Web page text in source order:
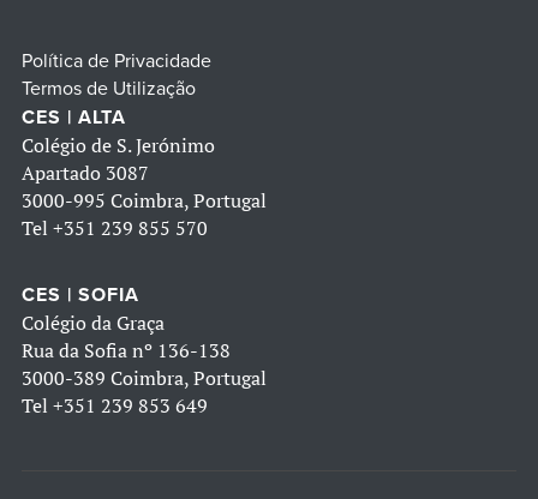
Política de Privacidade
Termos de Utilização
CES | ALTA
Colégio de S. Jerónimo
Apartado 3087
3000-995 Coimbra, Portugal
Tel +351 239 855 570
CES | SOFIA
Colégio da Graça
Rua da Sofia nº 136-138
3000-389 Coimbra, Portugal
Tel +351 239 853 649